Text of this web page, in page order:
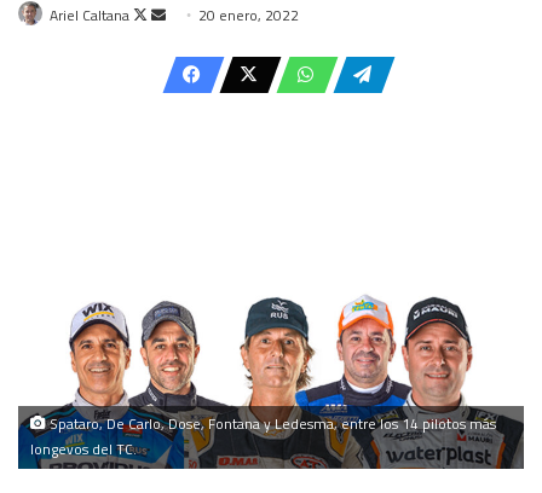
Ariel Caltana
Follow
Send
email
20 enero, 2022
Spataro, De Carlo, Dose, Fontana y Ledesma, entre los 14 pilotos más
longevos del TC.